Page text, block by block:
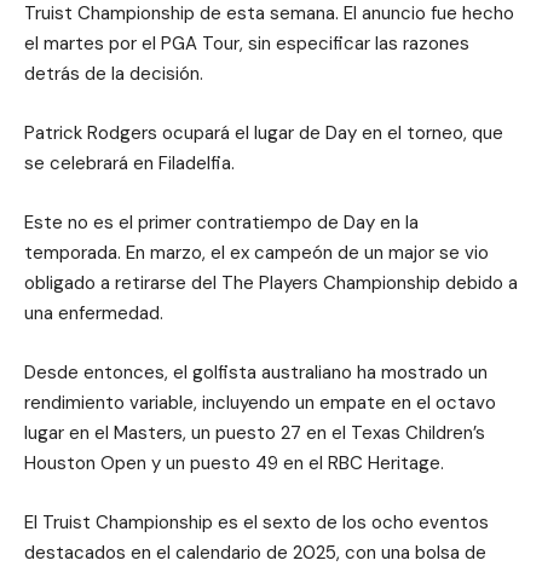
Truist Championship de esta semana. El anuncio fue hecho
el martes por el PGA Tour, sin especificar las razones
detrás de la decisión.
Patrick Rodgers ocupará el lugar de Day en el torneo, que
se celebrará en Filadelfia.
Este no es el primer contratiempo de Day en la
temporada. En marzo, el ex campeón de un major se vio
obligado a retirarse del The Players Championship debido a
una enfermedad.
Desde entonces, el golfista australiano ha mostrado un
rendimiento variable, incluyendo un empate en el octavo
lugar en el Masters, un puesto 27 en el Texas Children’s
Houston Open y un puesto 49 en el RBC Heritage.
El Truist Championship es el sexto de los ocho eventos
destacados en el calendario de 2025, con una bolsa de